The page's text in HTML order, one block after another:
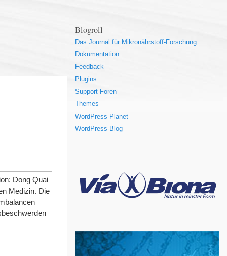
Dong Quai
Medizin. Die
Blogroll
Das Journal für Mikronährstoff-Forschung
Dokumentation
Feedback
Plugins
Support Foren
Themes
WordPress Planet
WordPress-Blog